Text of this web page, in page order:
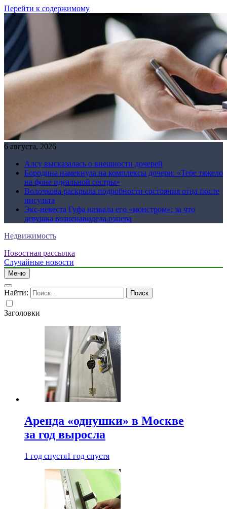
Перейти к содержимому
6 августа, 2026
Алсу высказалась о внешности дочерей
Бородина намекнула на комплексы дочери: «Тебе тяжело
на фоне идеальной сестры»
Волочкова раскрыла подробности состояния отца после
инсульта
Экс-невеста Гуфа назвала его «монстром»: за что
девушка возненавидела рэпера
Недвижимость
Новостная рассылка
Случайные новости
Меню
Найти:
Заголовки
Аренда «однушки» в Москве
за год выросла
1 год спустя1 год спустя